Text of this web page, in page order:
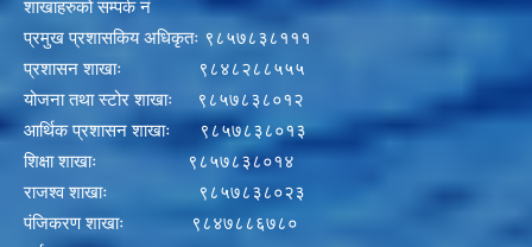
शाखाहरुको सम्पर्क नं
प्रमुख प्रशासकिय अधिकृतः ९८५७८३८१११
प्रशासन शाखाः ९८४८२८८५५५
योजना तथा स्टोर शाखाः ९८५७८३८०१२
आर्थिक प्रशासन शाखाः ९८५७८३८०१३
शिक्षा शाखाः ९८५७८३८०१४
राजश्व शाखाः ९८५७८३८०२३
पंजिकरण शाखाः ९८४७८८६७८०